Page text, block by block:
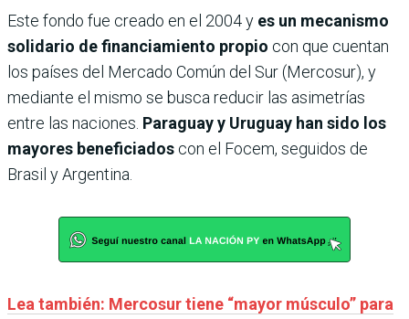
Este fondo fue creado en el 2004 y es un mecanismo
solidario de financiamiento propio con que cuentan
los países del Mercado Común del Sur (Mercosur), y
mediante el mismo se busca reducir las asimetrías
entre las naciones. Paraguay y Uruguay han sido los
mayores beneficiados con el Focem, seguidos de
Brasil y Argentina.
Lea también: Mercosur tiene “mayor músculo” para